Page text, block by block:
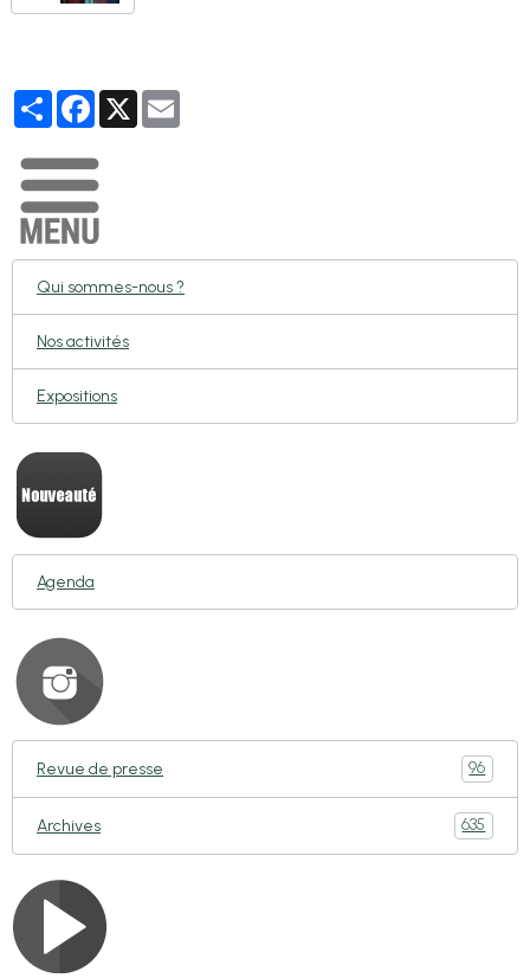
PartagerFacebook
X
Qui sommes-nous ?
Nos activités
Expositions
Agenda
Revue de presse 96
Archives 635